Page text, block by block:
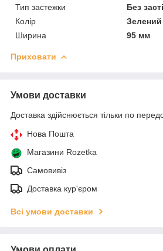
Тип застежки
Без
Колір
Зелений
Ширина
95 мм
Приховати
Умови доставки
Доставка здійснюється тільки по
Нова Пошта
Магазини Rozetka
Самовивіз
Доставка кур'єром
Всі умови доставки